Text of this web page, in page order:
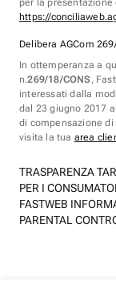
per la
https://
Delibera AGCom
In ottemperanza a
n.269/18/CONS ,
interessati dalla
dal 23 giugno 2017
di compensazione
visita la tua area
TRASPARENZA
PER I
FASTWEB
PARENTAL